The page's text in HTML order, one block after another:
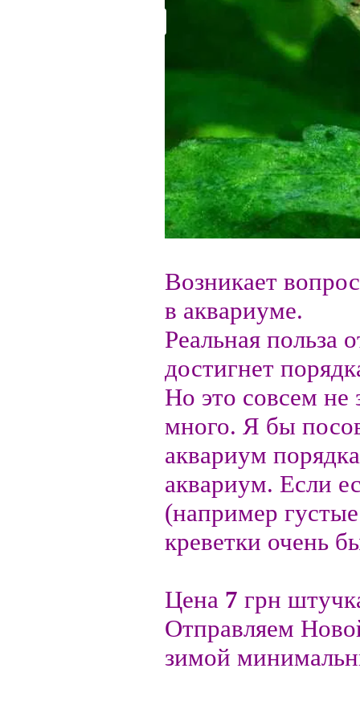
Возникает
в аквариуме.
Реальная польза
достигнет
Но это совсем не
много. Я бы
аквариум
аквариум. Если
(например
креветки очень
Цена 7 грн
Отправляем
зимой